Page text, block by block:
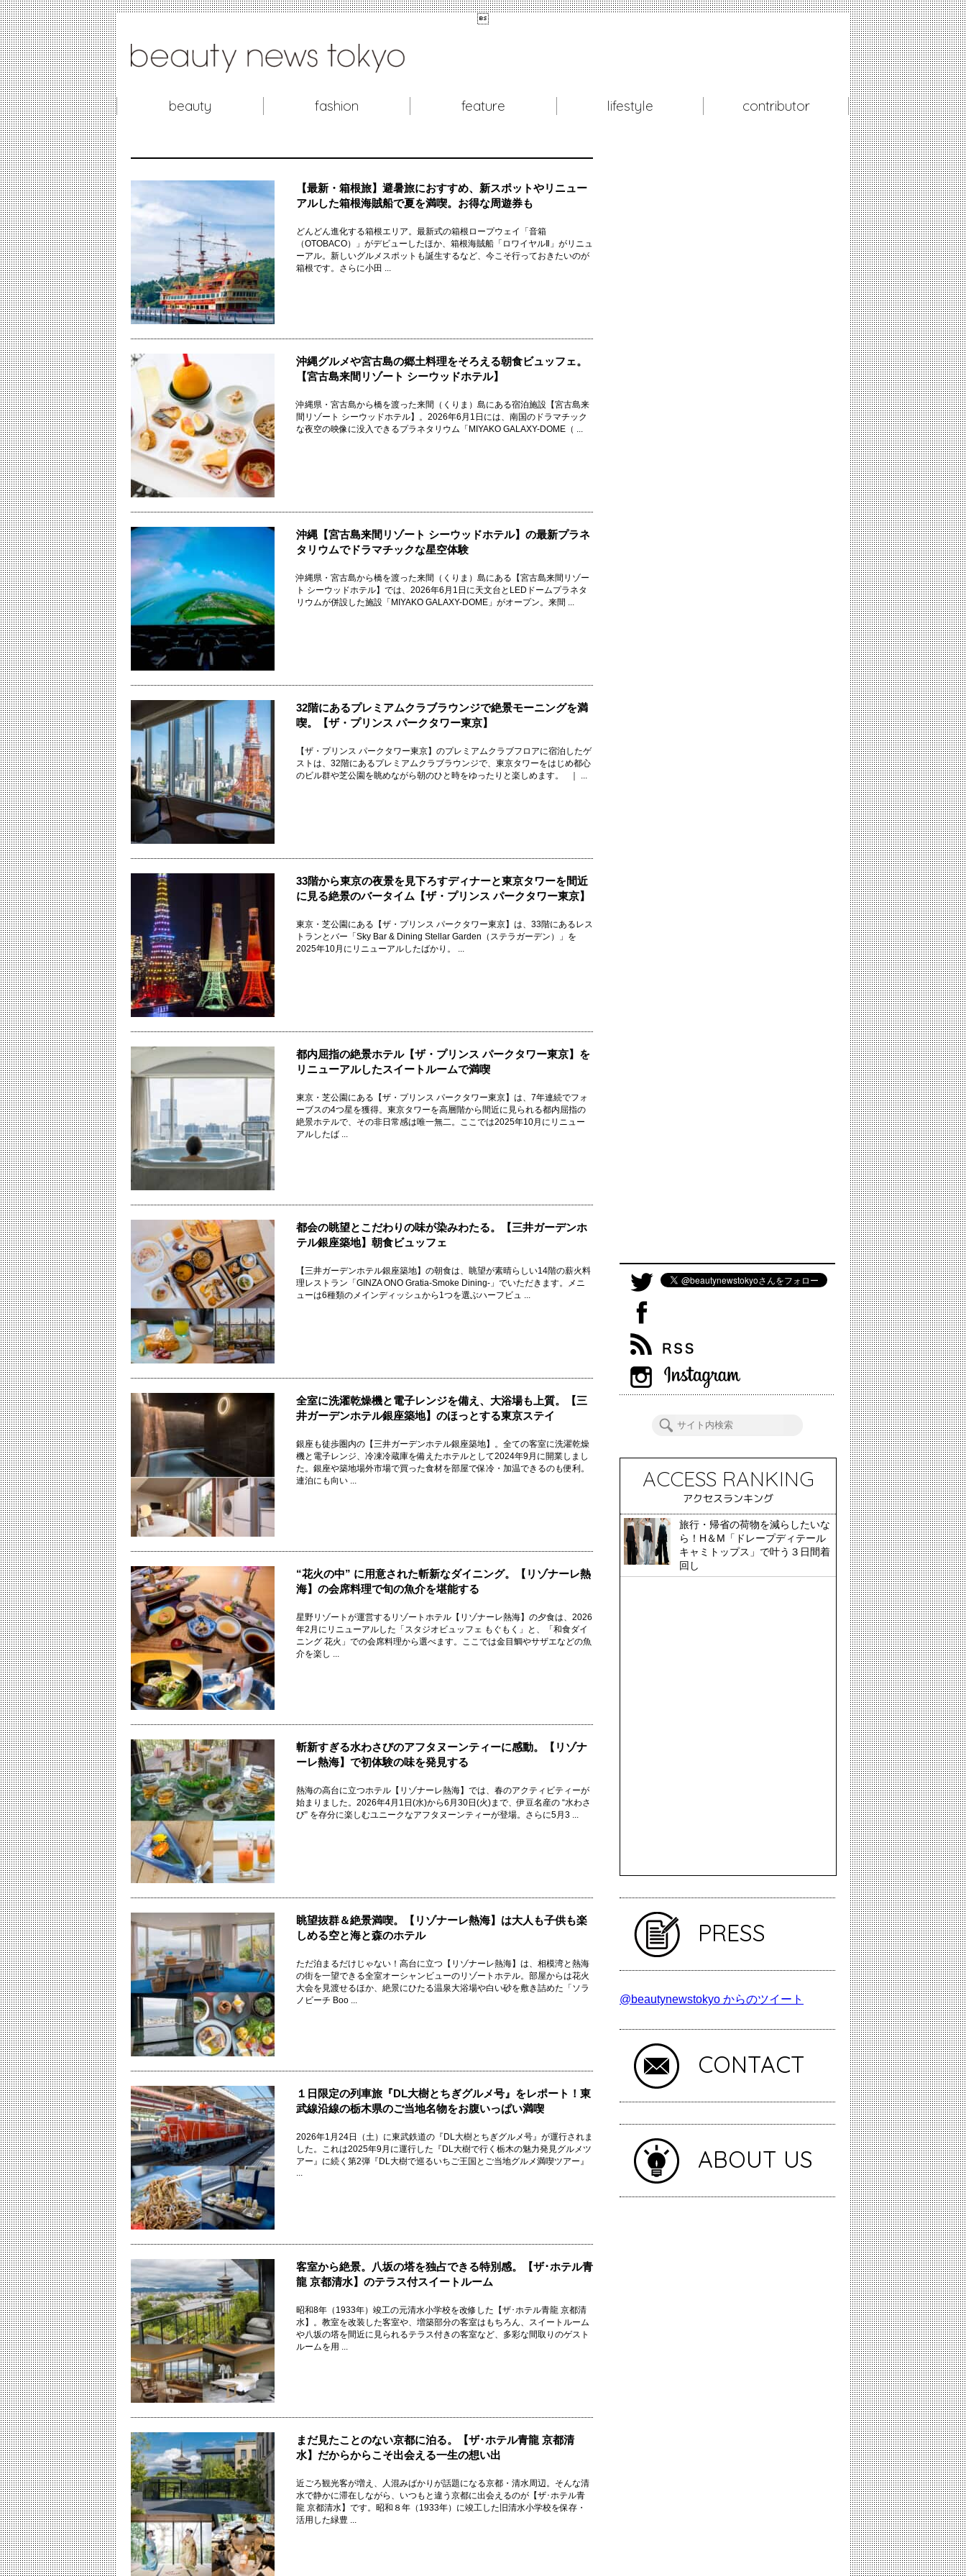

beauty fashion feature lifestyle contributor
【最新・箱根旅】避暑旅におすすめ、新スポットやリニュー
アルした箱根海賊船で夏を満喫。お得な周遊券も
どんどん進化する箱根エリア。最新式の箱根ロープウェイ「音箱
（OTOBACO）」がデビューしたほか、箱根海賊船「ロワイヤルⅡ」がリニュ
ーアル。新しいグルメスポットも誕生するなど、今こそ行っておきたいのが
箱根です。さらに小田 ...
沖縄グルメや宮古島の郷土料理をそろえる朝食ビュッフェ。
【宮古島来間リゾート シーウッドホテル】
沖縄県・宮古島から橋を渡った来間（くりま）島にある宿泊施設【宮古島来
間リゾート シーウッドホテル】。2026年6月1日には、南国のドラマチック
な夜空の映像に没入できるプラネタリウム「MIYAKO GALAXY-DOME（ ...
沖縄【宮古島来間リゾート シーウッドホテル】の最新プラネ
タリウムでドラマチックな星空体験
沖縄県・宮古島から橋を渡った来間（くりま）島にある【宮古島来間リゾー
ト シーウッドホテル】では、2026年6月1日に天文台とLEDドームプラネタ
リウムが併設した施設「MIYAKO GALAXY-DOME」がオープン。来間 ...
32階にあるプレミアムクラブラウンジで絶景モーニングを満
喫。【ザ・プリンス パークタワー東京】
【ザ・プリンス パークタワー東京】のプレミアムクラブフロアに宿泊したゲ
ストは、32階にあるプレミアムクラブラウンジで、東京タワーをはじめ都心
のビル群や芝公園を眺めながら朝のひと時をゆったりと楽しめます。 ｜ ...
33階から東京の夜景を見下ろすディナーと東京タワーを間近
に見る絶景のバータイム【ザ・プリンス パークタワー東京】
東京・芝公園にある【ザ・プリンス パークタワー東京】は、33階にあるレス
トランとバー「Sky Bar & Dining Stellar Garden（ステラガーデン）」を
2025年10月にリニューアルしたばかり。 ...
都内屈指の絶景ホテル【ザ・プリンス パークタワー東京】を
リニューアルしたスイートルームで満喫
東京・芝公園にある【ザ・プリンス パークタワー東京】は、7年連続でフォ
ーブスの4つ星を獲得。東京タワーを高層階から間近に見られる都内屈指の
絶景ホテルで、その非日常感は唯一無二。ここでは2025年10月にリニュー
アルしたば ...
都会の眺望とこだわりの味が染みわたる。【三井ガーデンホ
テル銀座築地】朝食ビュッフェ
【三井ガーデンホテル銀座築地】の朝食は、眺望が素晴らしい14階の薪火料
理レストラン「GINZA ONO Gratia-Smoke Dining-」でいただきます。メニ
ューは6種類のメインディッシュから1つを選ぶハーフビュ ...
全室に洗濯乾燥機と電子レンジを備え、大浴場も上質。【三
井ガーデンホテル銀座築地】のほっとする東京ステイ
銀座も徒歩圏内の【三井ガーデンホテル銀座築地】。全ての客室に洗濯乾燥
機と電子レンジ、冷凍冷蔵庫を備えたホテルとして2024年9月に開業しまし
た。銀座や築地場外市場で買った食材を部屋で保冷・加温できるのも便利。
連泊にも向い ...
“花火の中” に用意された斬新なダイニング。【リゾナーレ熱
海】の会席料理で旬の魚介を堪能する
星野リゾートが運営するリゾートホテル【リゾナーレ熱海】の夕食は、2026
年2月にリニューアルした「スタジオビュッフェ もぐもく」と、「和食ダイ
ニング 花火」での会席料理から選べます。ここでは金目鯛やサザエなどの魚
介を楽し ...
斬新すぎる水わさびのアフタヌーンティーに感動。【リゾナ
ーレ熱海】で初体験の味を発見する
熱海の高台に立つホテル【リゾナーレ熱海】では、春のアクティビティーが
始まりました。2026年4月1日(水)から6月30日(火)まで、伊豆名産の “水わさ
び” を存分に楽しむユニークなアフタヌーンティーが登場。さらに5月3 ...
眺望抜群＆絶景満喫。【リゾナーレ熱海】は大人も子供も楽
しめる空と海と森のホテル
ただ泊まるだけじゃない！高台に立つ【リゾナーレ熱海】は、相模湾と熱海
の街を一望できる全室オーシャンビューのリゾートホテル。部屋からは花火
大会を見渡せるほか、絶景にひたる温泉大浴場や白い砂を敷き詰めた「ソラ
ノビーチ Boo ...
１日限定の列車旅『DL大樹とちぎグルメ号』をレポート！東
武線沿線の栃木県のご当地名物をお腹いっぱい満喫
2026年1月24日（土）に東武鉄道の『DL大樹とちぎグルメ号』が運行されま
した。これは2025年9月に運行した『DL大樹で行く栃木の魅力発見グルメツ
アー』に続く第2弾『DL大樹で巡るいちご王国とご当地グルメ満喫ツアー』
...
客室から絶景。八坂の塔を独占できる特別感。【ザ･ホテル青
龍 京都清水】のテラス付スイートルーム
昭和8年（1933年）竣工の元清水小学校を改修した【ザ･ホテル青龍 京都清
水】。教室を改装した客室や、増築部分の客室はもちろん、スイートルーム
や八坂の塔を間近に見られるテラス付きの客室など、多彩な間取りのゲスト
ルームを用 ...
まだ見たことのない京都に泊る。【ザ･ホテル青龍 京都清
水】だからからこそ出会える一生の想い出
近ごろ観光客が増え、人混みばかりが話題になる京都・清水周辺。そんな清
水で静かに滞在しながら、いつもと違う京都に出会えるのが【ザ･ホテル青
龍 京都清水】です。昭和８年（1933年）に竣工した旧清水小学校を保存・
活用した緑豊 ...
ACCESS RANKING
アクセスランキング
旅行・帰省の荷物を減らしたいな
ら！H＆M「ドレープディテール
キャミトップス」で叶う３日間着
回し
PRESS
@beautynewstokyo からのツイート
CONTACT
ABOUT US